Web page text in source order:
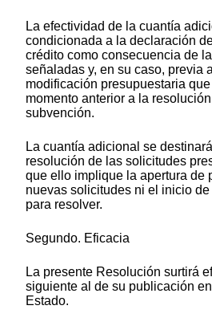
La efectividad de la cuantía
condicionada a la declaración
crédito como consecuencia de
señaladas y, en su caso, previa
modificación presupuestaria
momento anterior a la
subvención.
La cuantía adicional se
resolución de las solicitudes
que ello implique la apertura de
nuevas solicitudes ni el inicio
para resolver.
Segundo. Eficacia
La presente Resolución surtirá
siguiente al de su publicación
Estado.